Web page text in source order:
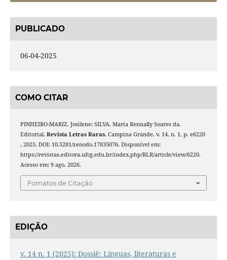
PUBLICADO
06-04-2025
COMO CITAR
PINHEIRO-MARIZ, Josilene; SILVA, Maria Rennally Soares da.
Editorial. Revista Letras Raras, Campina Grande, v. 14, n. 1, p. e6220
, 2025. DOI: 10.5281/zenodo.17835076. Disponível em:
https://revistas.editora.ufcg.edu.br/index.php/RLR/article/view/6220.
Acesso em: 9 ago. 2026.
Fomatos de Citação
EDIÇÃO
v. 14 n. 1 (2025): Dossiê: Línguas, literaturas e